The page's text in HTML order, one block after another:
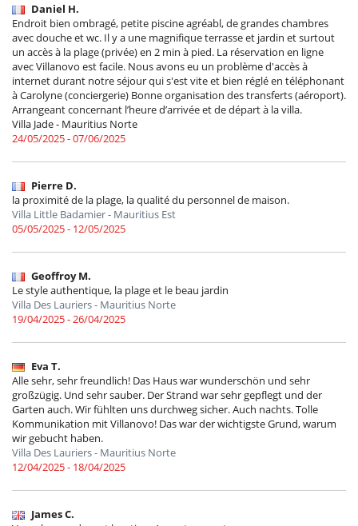
Daniel H.
Endroit bien ombragé, petite piscine agréabl, de grandes chambres
avec douche et wc. Il y a une magnifique terrasse et jardin et surtout
un accès à la plage (privée) en 2 min à pied. La réservation en ligne
avec Villanovo est facile. Nous avons eu un problème d'accès à
internet durant notre séjour qui s'est vite et bien réglé en téléphonant
à Carolyne (conciergerie) Bonne organisation des transferts (aéroport).
Arrangeant concernant l’heure d’arrivée et de départ à la villa.
Villa Jade - Mauritius Norte
24/05/2025 - 07/06/2025
Pierre D.
la proximité de la plage, la qualité du personnel de maison.
Villa Little Badamier - Mauritius Est
05/05/2025 - 12/05/2025
Geoffroy M.
Le style authentique, la plage et le beau jardin
Villa Des Lauriers - Mauritius Norte
19/04/2025 - 26/04/2025
Eva T.
Alle sehr, sehr freundlich! Das Haus war wunderschön und sehr
großzügig. Und sehr sauber. Der Strand war sehr gepflegt und der
Garten auch. Wir fühlten uns durchweg sicher. Auch nachts. Tolle
Kommunikation mit Villanovo! Das war der wichtigste Grund, warum
wir gebucht haben.
Villa Des Lauriers - Mauritius Norte
12/04/2025 - 18/04/2025
James C.